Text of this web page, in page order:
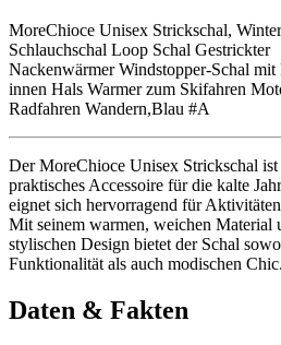
MoreChioce Unisex Strickschal,
Schlauchschal Loop Schal Gestrickter
Nackenwärmer Windstopper-Schal mit
innen Hals Warmer zum Skifahren
Radfahren Wandern,Blau #A
Der MoreChioce Unisex Strickschal ist
praktisches Accessoire für die kalte
eignet sich hervorragend für
Mit seinem warmen, weichen Material
stylischen Design bietet der Schal
Funktionalität als auch modischen Chic.
Daten & Fakten